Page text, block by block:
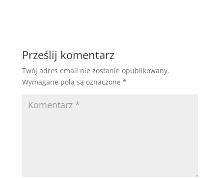
Prześlij komentarz
Twój adres email nie zostanie opublikowany.
Wymagane pola są oznaczone *